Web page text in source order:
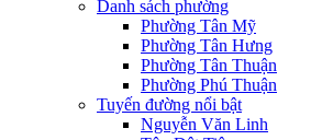
Danh sách phường
Phường Tân Mỹ
Phường Tân Hưng
Phường Tân Thuận
Phường Phú Thuận
Tuyến đường nổi bật
Nguyễn Văn Linh